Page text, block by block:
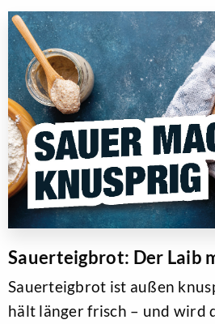
Sauerteigbrot: Der Laib
Sauerteigbrot ist außen
hält länger frisch – und wird